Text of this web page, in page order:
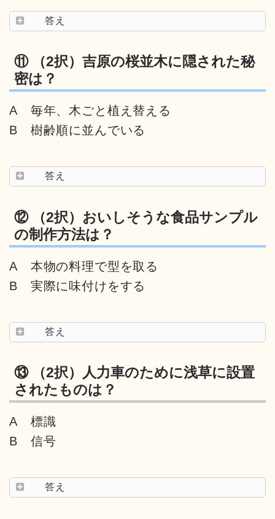
答え
⑪ （2択）吉原の桜並木に隠された秘
密は？
A 毎年、木ごと植え替える
B 樹齢順に並んでいる
答え
⑫ （2択）おいしそうな食品サンプル
の制作方法は？
A 本物の料理で型を取る
B 実際に味付けをする
答え
⑬ （2択）人力車のために浅草に設置
されたものは？
A 標識
B 信号
答え